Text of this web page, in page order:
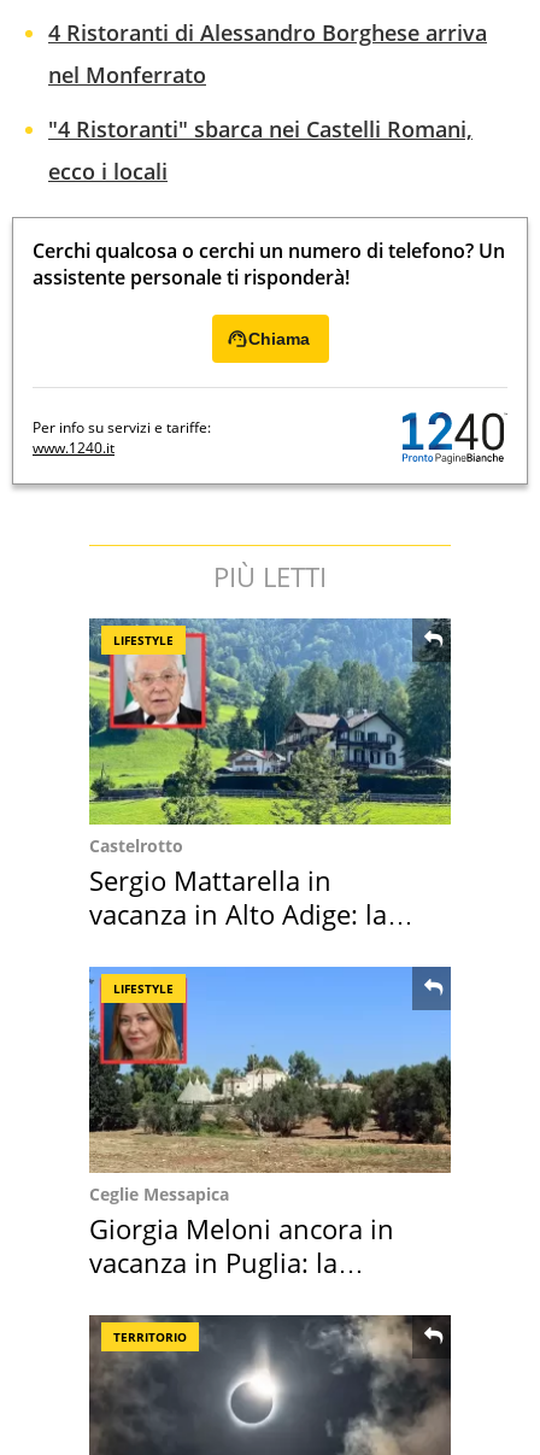
4 Ristoranti di Alessandro Borghese arriva
nel Monferrato
"4 Ristoranti" sbarca nei Castelli Romani,
ecco i locali
Cerchi qualcosa o cerchi un numero di telefono? Un
assistente personale ti risponderà!
Chiama
Per info su servizi e tariffe:
www.1240.it
PIÙ LETTI
LIFESTYLE
Castelrotto
Sergio Mattarella in
vacanza in Alto Adige: la
LIFESTYLE
Ceglie Messapica
Giorgia Meloni ancora in
vacanza in Puglia: la
TERRITORIO